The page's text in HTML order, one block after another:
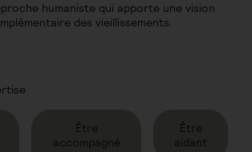
humaniste qui apporte une vision
des vieillissements.
Être
accompagné
Être
aidant